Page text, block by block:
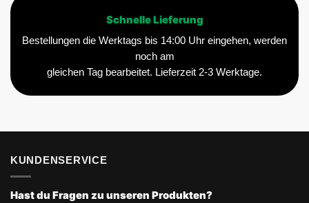
Schnelle Lieferung
Bestellungen die Werktags bis 14:00 Uhr eingehen, werden
noch am
gleichen Tag bearbeitet. Lieferzeit 2-3 Werktage.
KUNDENSERVICE
Hast du Fragen zu unseren Produkten?